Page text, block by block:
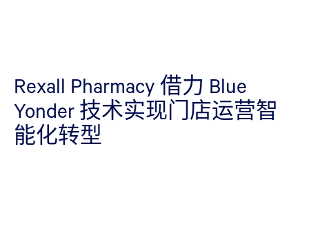
Rexall Pharmacy 借力 Blue
Yonder 技术实现门店运营智
能化转型